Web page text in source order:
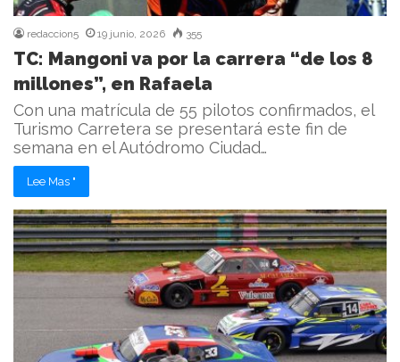
redaccion5 19 junio, 2026 355
TC: Mangoni va por la carrera “de los 8
millones”, en Rafaela
Con una matrícula de 55 pilotos confirmados, el
Turismo Carretera se presentará este fin de
semana en el Autódromo Ciudad…
Lee Mas "